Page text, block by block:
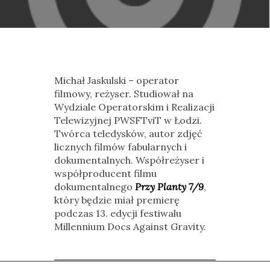
Michał Jaskulski – operator
filmowy, reżyser. Studiował na
Wydziale Operatorskim i Realizacji
Telewizyjnej PWSFTviT w Łodzi.
Twórca teledysków, autor zdjęć
licznych filmów fabularnych i
dokumentalnych. Współreżyser i
współproducent filmu
dokumentalnego Przy Planty 7/9,
który będzie miał premierę
podczas 13. edycji festiwalu
Millennium Docs Against Gravity.